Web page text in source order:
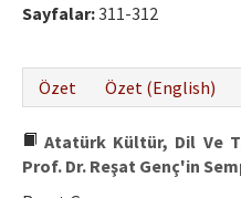
Etik İlkeler
Yazar Rehberi
Hakem Rehberi
İletişim
Sayfalar:311-312
Özet
Özet (English)
Atatürk Kültür, Dil Ve
Prof. Dr. Reşat Genç'in